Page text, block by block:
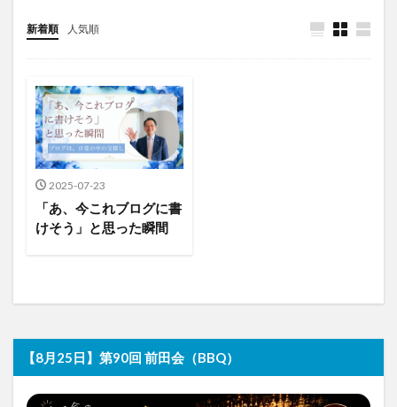
新着順 人気順
2025-07-23
「あ、今これブログに書
けそう」と思った瞬間
【8月25日】第90回 前田会（BBQ）